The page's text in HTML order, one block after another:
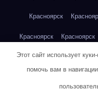
Красноярск
Красноярск Красноярск
Кукуруза Кукуруза
Этот сайт использует
помочь вам в